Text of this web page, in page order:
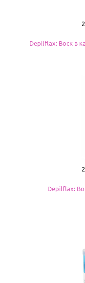
Depilflax: Воск в
Depilflax: